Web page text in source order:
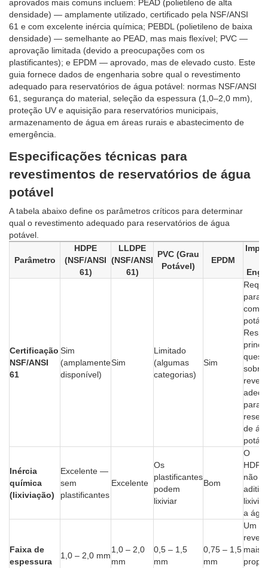
aprovados mais comuns incluem: PEAD (polietileno de alta
densidade) — amplamente utilizado, certificado pela NSF/ANSI
61 e com excelente inércia química; PEBDL (polietileno de baixa
densidade) — semelhante ao PEAD, mas mais flexível; PVC —
aprovação limitada (devido a preocupações com os
plastificantes); e EPDM — aprovado, mas de elevado custo. Este
guia fornece dados de engenharia sobre qual o revestimento
adequado para reservatórios de água potável: normas NSF/ANSI
61, segurança do material, seleção da espessura (1,0–2,0 mm),
proteção UV e aquisição para reservatórios municipais,
armazenamento de água em áreas rurais e abastecimento de
emergência.
Especificações técnicas para
revestimentos de reservatórios de água
potável
A tabela abaixo define os parâmetros críticos para determinar
qual o revestimento adequado para reservatórios de água
potável.
Parâmetro
HDPE
(NSF/ANSI
61)
LLDPE
(NSF/ANSI
61)
PVC (Grau
Potável)
EPDM
Certificação
NSF/ANSI
61
Sim
(amplamente
disponível)
Sim
Limitado
(algumas
categorias)
Sim
para
com
sobre
para
de
Inércia
química
(lixiviação)
Excelente —
sem
plastificantes
Excelente
Os
plastificantes
podem
lixiviar
Bom
O
não
a
Faixa de
espessura
1,0 – 2,0 mm
1,0 – 2,0
mm
0,5 – 1,5
mm
0,75 – 1,5
mm
Um
mais